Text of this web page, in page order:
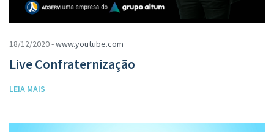
18/12/2020 -www.youtube.com
Live Confraternização
LEIA MAIS